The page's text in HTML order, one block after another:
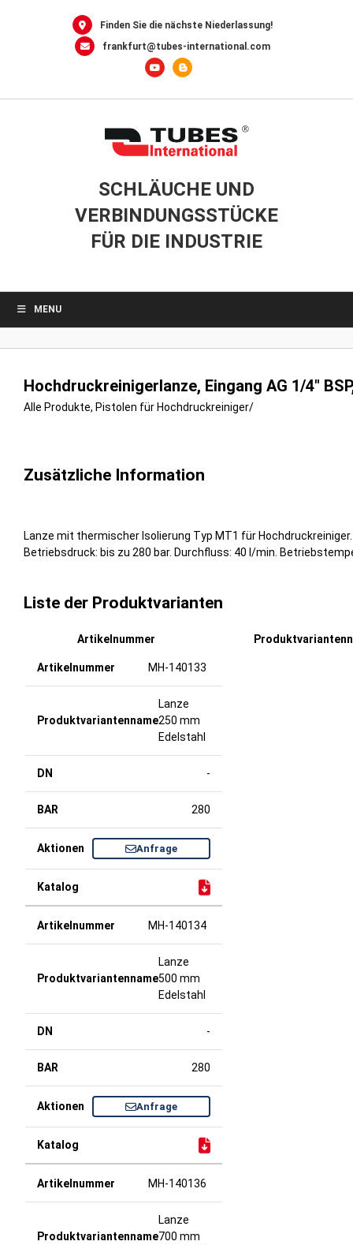
Finden Sie die nächste Niederlassung!
frankfurt@tubes-international.com
SCHLÄUCHE UND
VERBINDUNGSSTÜCKE
FÜR DIE INDUSTRIE
MENU
Hochdruckreinigerlanze, Eingang AG 1/4″
Alle Produkte, Pistolen für Hochdruckreiniger/
Zusätzliche Information
Lanze mit thermischer Isolierung Typ MT1 für
Betriebsdruck: bis zu 280 bar. Durchfluss: 40 l/min.
Liste der Produktvarianten
Artikelnummer
MH-140133
Lanze
250 mm
Edelstahl
-
280
Anfrage
MH-140134
Lanze
500 mm
Edelstahl
-
280
Anfrage
MH-140136
Lanze
700 mm